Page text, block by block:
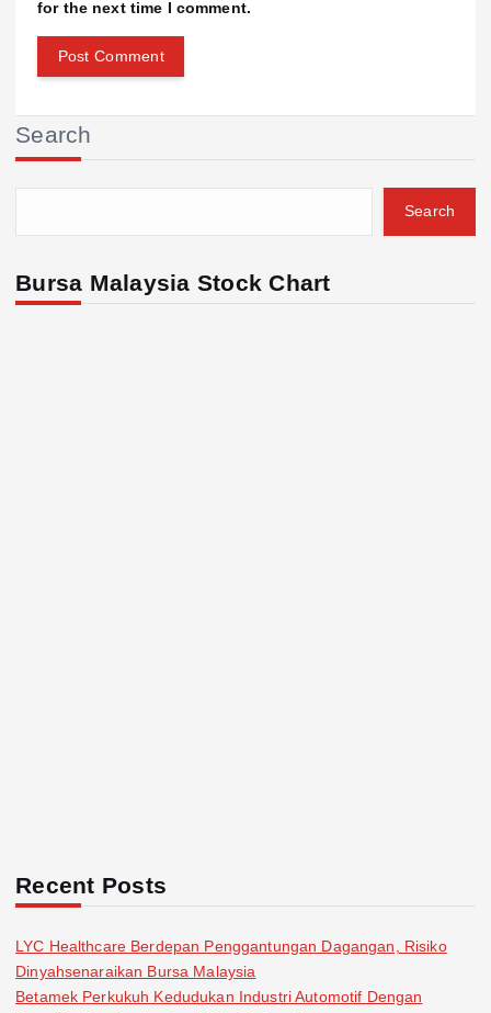
for the next time I comment.
Search
Search
Bursa Malaysia Stock Chart
Recent Posts
LYC Healthcare Berdepan Penggantungan Dagangan, Risiko
Dinyahsenaraikan Bursa Malaysia
Betamek Perkukuh Kedudukan Industri Automotif Dengan